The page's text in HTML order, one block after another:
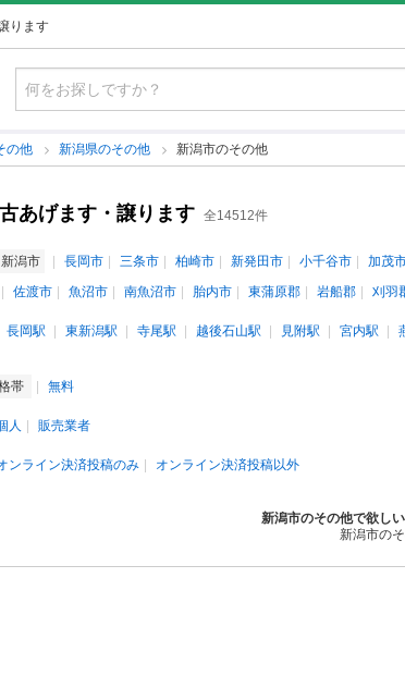
ります
の他 新潟県のその他 新潟市のその他
あげます・譲ります 全14512件
新潟市 長岡市 三条市 柏崎市 新発田市 小千谷市 加茂
佐渡市 魚沼市 南魚沼市 胎内市 東蒲原郡 岩船郡 刈羽
長岡駅 東新潟駅 寺尾駅 越後石山駅 見附駅 宮内駅
帯 無料
人 販売業者
ンライン決済投稿のみ オンライン決済投稿以外
新潟市のその他で欲し
新潟市の